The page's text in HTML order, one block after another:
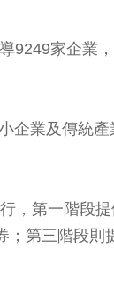
家企業
業及傳統
，第一階段
第三階段